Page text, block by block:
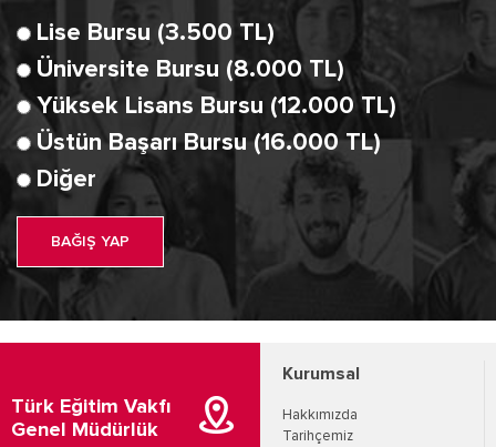
Lise Bursu (3.500 TL)
Üniversite Bursu (8.000 TL)
Yüksek Lisans Bursu (12.000 TL)
Üstün Başarı Bursu (16.000 TL)
Diğer
BAĞIŞ YAP
Türk Eğitim Vakfı
Genel Müdürlük
Kurumsal
Hakkımızda
Tarihçemiz